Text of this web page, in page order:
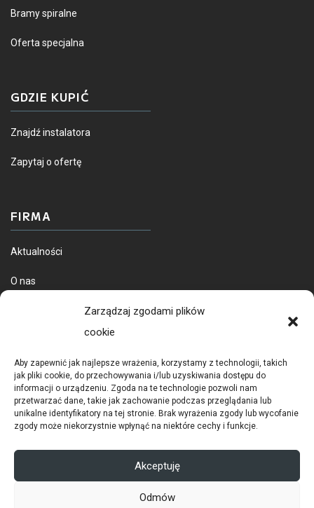
Zarządzaj zgodami plików
cookie
Aby zapewnić jak najlepsze wrażenia, korzystamy z technologii, takich
jak pliki cookie, do przechowywania i/lub uzyskiwania dostępu do
informacji o urządzeniu. Zgoda na te technologie pozwoli nam
przetwarzać dane, takie jak zachowanie podczas przeglądania lub
unikalne identyfikatory na tej stronie. Brak wyrażenia zgody lub wycofanie
zgody może niekorzystnie wpłynąć na niektóre cechy i funkcje.
Akceptuję
Odmów
Bramy spiralne
Oferta specjalna
GDZIE KUPIĆ
Znajdź instalatora
Zapytaj o ofertę
FIRMA
Aktualności
O nas
Dostawa towarów